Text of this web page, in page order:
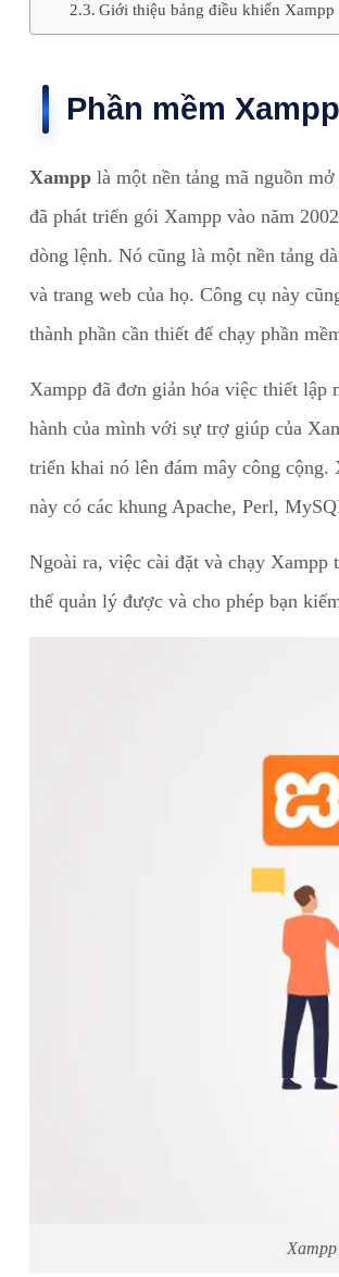
Giới thiệu bảng điều khiển Xampp
Phần mềm
Xampp là một nền tảng mã nguồn
đã phát triển gói Xampp vào năm
dòng lệnh. Nó cũng là một nền tảng
và trang web của họ. Công cụ này
thành phần cần thiết để chạy phần
Xampp đã đơn giản hóa việc thiết lập
hành của mình với sự trợ giúp của
triển khai nó lên đám mây công
này có các khung Apache, Perl,
Ngoài ra, việc cài đặt và chạy Xampp
thể quản lý được và cho phép bạn